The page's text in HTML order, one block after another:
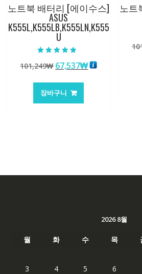
노트북 배터리 [에이수스]
ASUS
K555L,K555LB,K555LN,K555
U
5.00
로 평가됨
101,249₩ 원
가
격:
67,537₩현
장바구니
노트
2026 8월
월 화 수 목
3
4 5 6